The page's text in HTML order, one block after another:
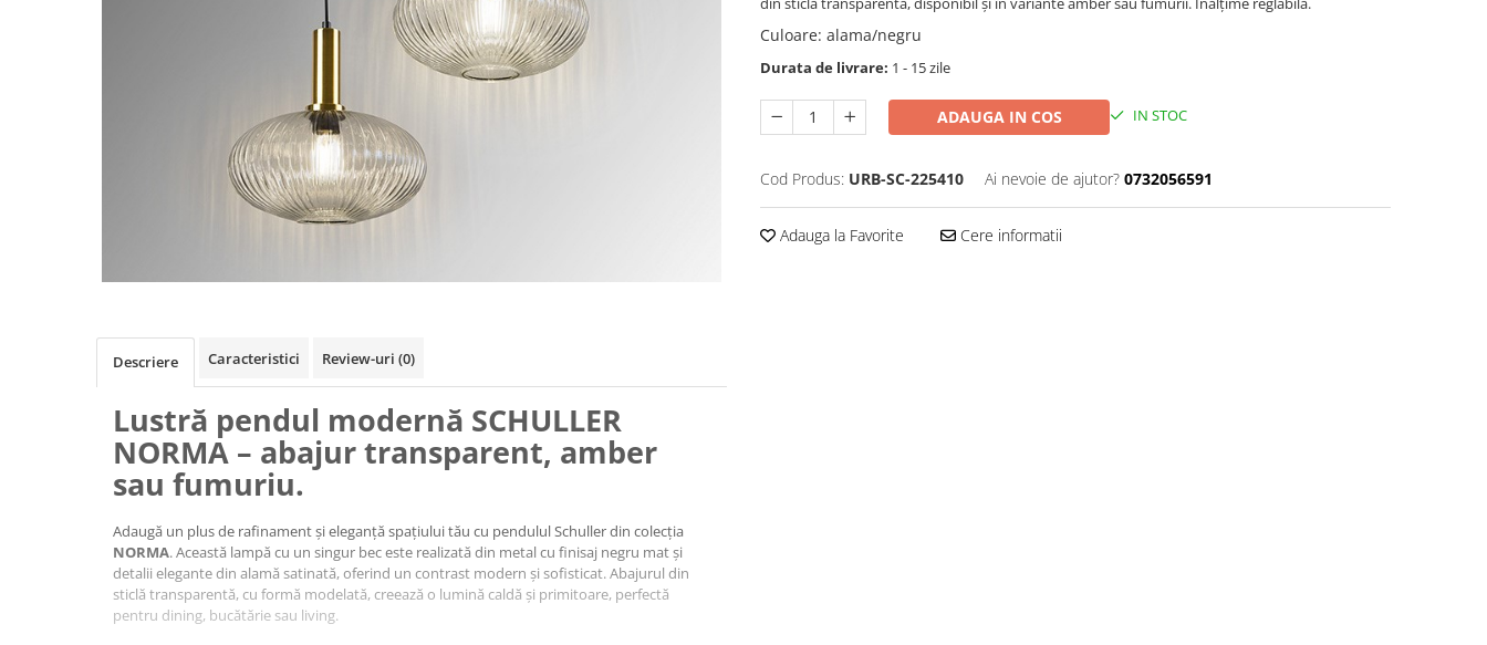
Culoare: alama/negru
Durata de livrare: 1 - 15 zile
ADAUGA IN COS IN STOC
Cod Produs: URB-SC-225410 Ai nevoie de ajutor? 0732056591
Adauga la Favorite Cere informatii
Descriere Caracteristici Review-uri (0)
Lustră pendul modernă SCHULLER
NORMA – abajur transparent, amber
sau fumuriu.
Adaugă un plus de rafinament și eleganță spațiului tău cu pendulul Schuller din colecția
NORMA. Această lampă cu un singur bec este realizată din metal cu finisaj negru mat și
detalii elegante din alamă satinată, oferind un contrast modern și sofisticat. Abajurul din
sticlă transparentă, cu formă modelată, creează o lumină caldă și primitoare, perfectă
pentru dining, bucătărie sau living.